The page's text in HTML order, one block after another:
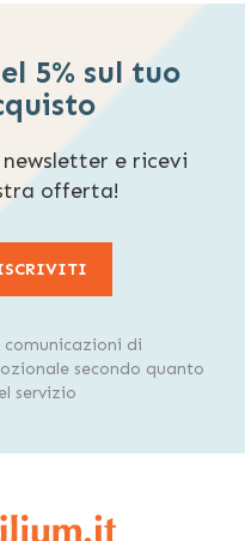
5% sul tuo
e ricevi
offerta!
di
secondo quanto
servizio